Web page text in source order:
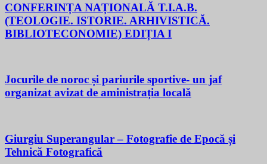
CONFERINȚA NAȚIONALĂ T.I.A.B.
(TEOLOGIE. ISTORIE. ARHIVISTICĂ.
BIBLIOTECONOMIE) EDIȚIA I
Jocurile de noroc și pariurile sportive- un jaf
organizat avizat de aministrația locală
Giurgiu Superangular – Fotografie de Epocă și
Tehnică Fotografică